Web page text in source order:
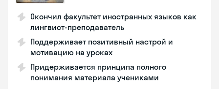
Окончил факультет иностранных языков как
лингвист-преподаватель
Поддерживает позитивный настрой и
мотивацию на уроках
Придерживается принципа полного
понимания материала учениками